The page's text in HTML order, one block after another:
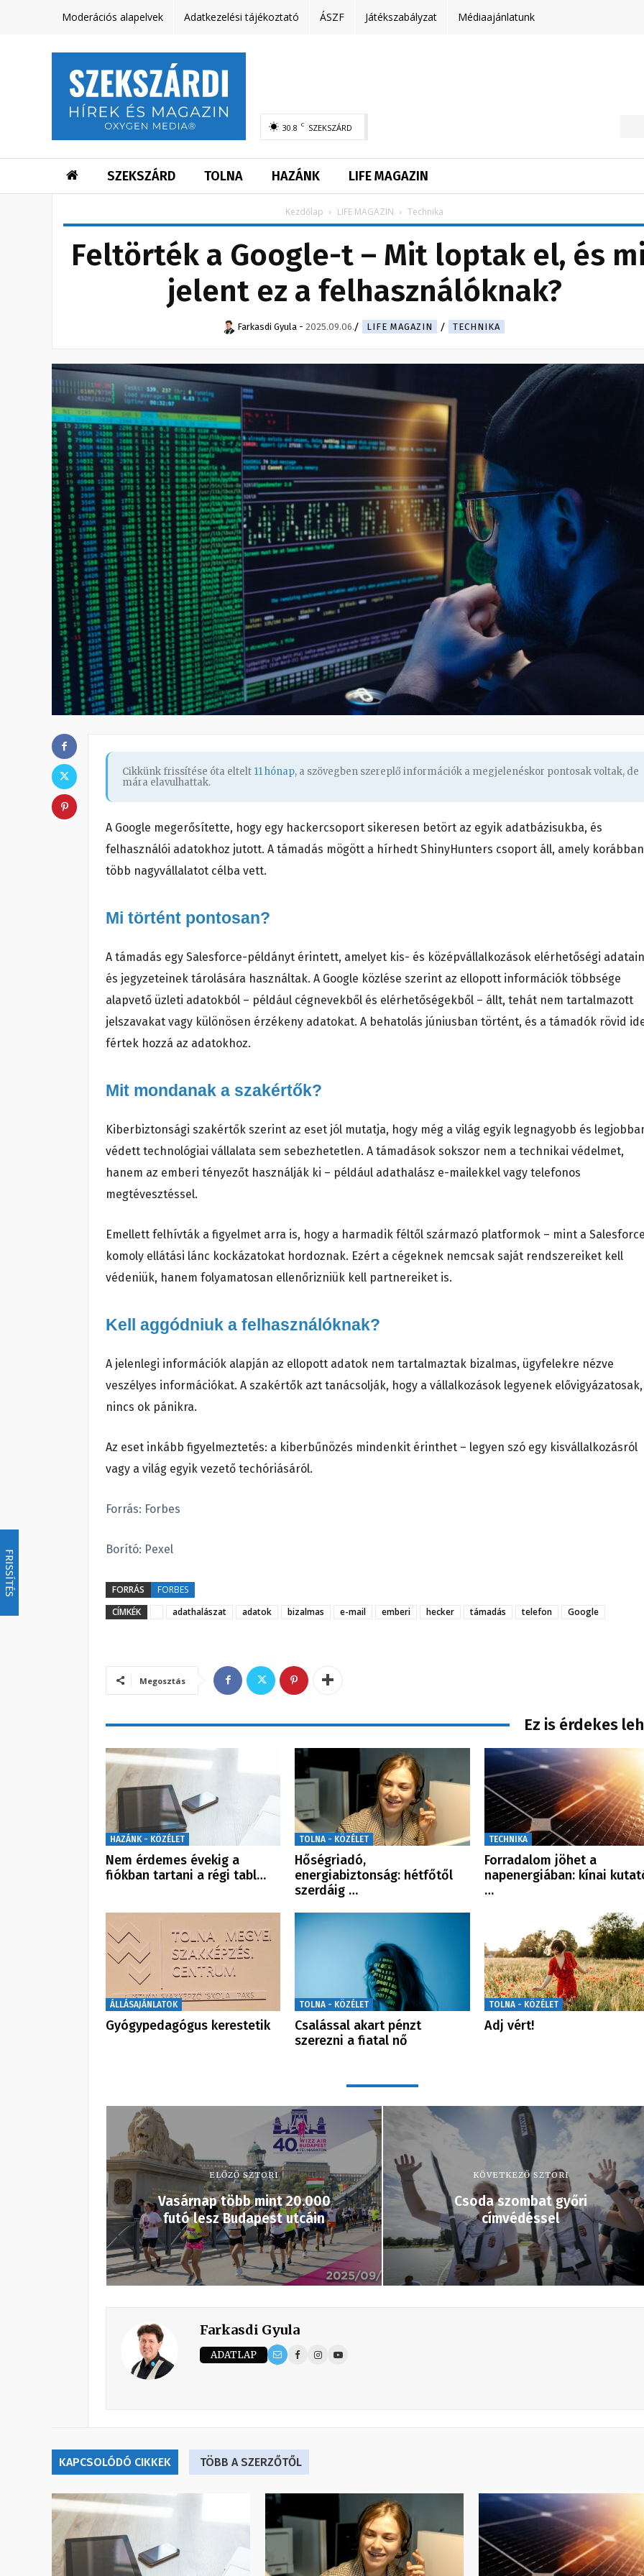
FRISSÍTÉS
Moderációs alapelvek Adatkezelési tájékoztató ÁSZF Játékszabályzat Médiaajánlatunk
30.8 C SZEKSZÁRD
SZEKSZÁRD TOLNA HAZÁNK LIFE MAGAZIN
Kezdőlap LIFE MAGAZIN Technika
Feltörték a Google-t – Mit loptak el, és
jelent ez a felhasználóknak?
Farkasdi Gyula - 2025.09.06. LIFE MAGAZIN TECHNIKA
Cikkünk frissítése óta eltelt 11 hónap, a szövegben szereplő információk a megjelenéskor pontosak voltak, de
mára elavulhattak.
A Google megerősítette, hogy egy hackercsoport sikeresen betört az egyik adatbázisukba, és
felhasználói adatokhoz jutott. A támadás mögött a hírhedt ShinyHunters csoport áll, amely
több nagyvállalatot célba vett.
Mi történt pontosan?
A támadás egy Salesforce-példányt érintett, amelyet kis- és középvállalkozások elérhetőségi
és jegyzeteinek tárolására használtak. A Google közlése szerint az ellopott információk többsége
alapvető üzleti adatokból – például cégnevekből és elérhetőségekből – állt, tehát nem tartalmazott
jelszavakat vagy különösen érzékeny adatokat. A behatolás júniusban történt, és a támadók rövid
fértek hozzá az adatokhoz.
Mit mondanak a szakértők?
Kiberbiztonsági szakértők szerint az eset jól mutatja, hogy még a világ egyik legnagyobb és
védett technológiai vállalata sem sebezhetetlen. A támadások sokszor nem a technikai védelmet,
hanem az emberi tényezőt használják ki – például adathalász e-mailekkel vagy telefonos
megtévesztéssel.
Emellett felhívták a figyelmet arra is, hogy a harmadik féltől származó platformok – mint a
komoly ellátási lánc kockázatokat hordoznak. Ezért a cégeknek nemcsak saját rendszereiket kell
védeniük, hanem folyamatosan ellenőrizniük kell partnereiket is.
Kell aggódniuk a felhasználóknak?
A jelenlegi információk alapján az ellopott adatok nem tartalmaztak bizalmas, ügyfelekre nézve
veszélyes információkat. A szakértők azt tanácsolják, hogy a vállalkozások legyenek
nincs ok pánikra.
Az eset inkább figyelmeztetés: a kiberbűnözés mindenkit érinthet – legyen szó egy kisvállalkozásról
vagy a világ egyik vezető techóriásáról.
Forrás: Forbes
Borító: Pexel
FORRÁS
FORBES
CÍMKÉK
adathalászat adatok bizalmas e-mail emberi hecker támadás telefon Google
Megosztás
Ez is érdekes
HAZÁNK - KÖZÉLET
Nem érdemes évekig a
fiókban tartani a régi tabl…
TOLNA - KÖZÉLET
Hőségriadó,
energiabiztonság: hétfőtől
szerdáig …
TECHNIKA
Forradalom jöhet a
napenergiában: kínai
…
ÁLLÁSAJÁNLATOK
Gyógypedagógus kerestetik
TOLNA - KÖZÉLET
Csalással akart pénzt
szerezni a fiatal nő
TOLNA - KÖZÉLET
Adj vért!
ELŐZŐ SZTORI
Vasárnap több mint 20.000
futó lesz Budapest utcáin
KÖVETKEZŐ SZTORI
Csoda szombat győri
címvédéssel
Farkasdi Gyula
ADATLAP
KAPCSOLÓDÓ CIKKEK TÖBB A SZERZŐTŐL